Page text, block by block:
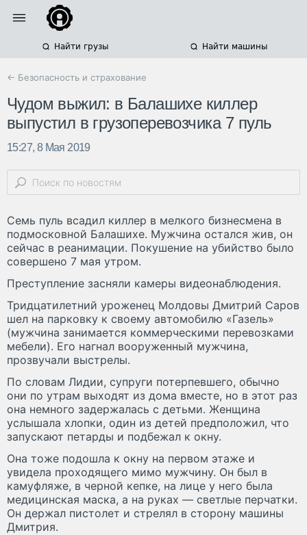
Найти грузы Найти машины
← Безопасность и страхование
Чудом выжил: в Балашихе киллер
выпустил в грузоперевозчика 7 пуль
15:27, 8 Мая 2019
Семь пуль всадил киллер в мелкого бизнесмена в
подмосковной Балашихе. Мужчина остался жив, он
сейчас в реанимации. Покушение на убийство было
совершено 7 мая утром.
Преступление засняли камеры видеонаблюдения.
Тридцатилетний уроженец Молдовы Дмитрий Саров
шел на парковку к своему автомобилю «Газель»
(мужчина занимается коммерческими перевозками
мебели). Его нагнал вооруженный мужчина,
прозвучали выстрелы.
По словам Лидии, супруги потерпевшего, обычно
они по утрам выходят из дома вместе, но в этот раз
она немного задержалась с детьми. Женщина
услышала хлопки, один из детей предположил, что
запускают петарды и подбежал к окну.
Она тоже подошла к окну на первом этаже и
увидела проходящего мимо мужчину. Он был в
камуфляже, в черной кепке, на лице у него была
медицинская маска, а на руках — светлые перчатки.
Он держал пистолет и стрелял в сторону машины
Дмитрия.